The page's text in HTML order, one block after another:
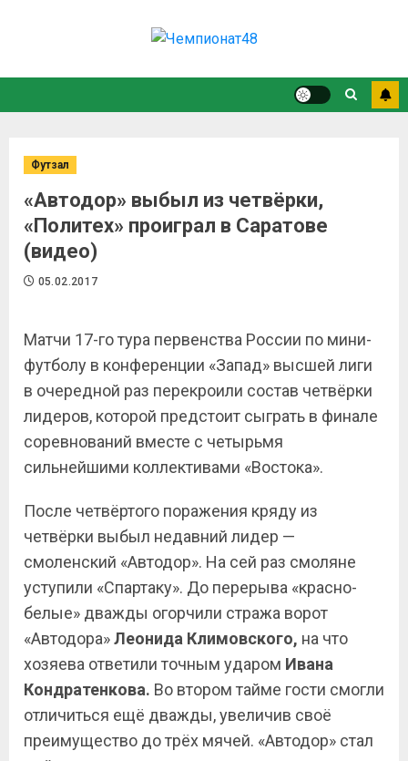
Футзал
«Автодор» выбыл из четвёрки,
«Политех» проиграл в Саратове
(видео)
05.02.2017
Матчи 17-го тура первенства России по мини-
футболу в конференции «Запад» высшей лиги
в очередной раз перекроили состав четвёрки
лидеров, которой предстоит сыграть в финале
соревнований вместе с четырьмя
сильнейшими коллективами «Востока».
После четвёртого поражения кряду из
четвёрки выбыл недавний лидер —
смоленский «Автодор». На сей раз смоляне
уступили «Спартаку». До перерыва «красно-
белые» дважды огорчили стража ворот
«Автодора»Леонида Климовского, на что
хозяева ответили точным ударом Ивана
Кондратенкова. Во втором тайме гости смогли
отличиться ещё дважды, увеличив своё
преимущество до трёх мячей. «Автодор» стал